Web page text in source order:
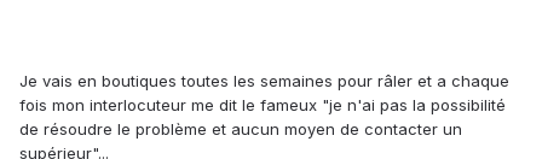
Je vais en boutiques toutes les semaines pour râler et a chaque
fois mon interlocuteur me dit le fameux "je n'ai pas la possibilité
de résoudre le problème et aucun moyen de contacter un
supérieur"...